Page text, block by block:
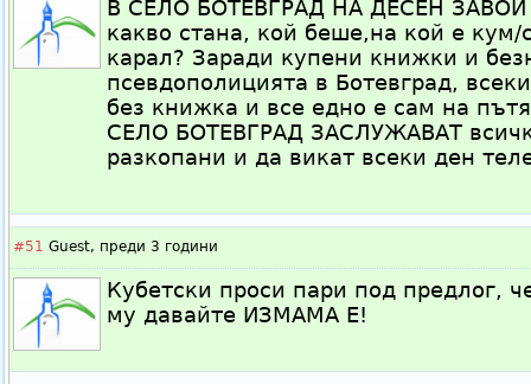
В СЕЛО БОТЕВГРАД НА ДЕСЕН
какво стана, кой беше,на кой е кум/
карал? Заради купени книжки и
псевдополицията в Ботевград,
без книжка и все едно е сам на
СЕЛО БОТЕВГРАД ЗАСЛУЖАВАТ
разкопани и да викат всеки ден
#51 Guest, преди 3 години
Кубетски проси пари под предлог,
му давайте ИЗМАМА Е!